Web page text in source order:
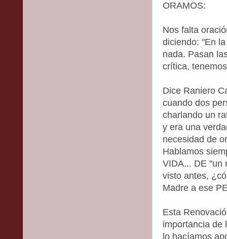
ORAMOS:
Nos falta
diciendo: "En
nada. Pasan
crítica,
Dice Raniero
cuando dos
charlando un
y era una
necesidad de
Hablamos
VIDA... DE "un
visto antes,
Madre a ese
Esta
importancia de
lo hacíamos